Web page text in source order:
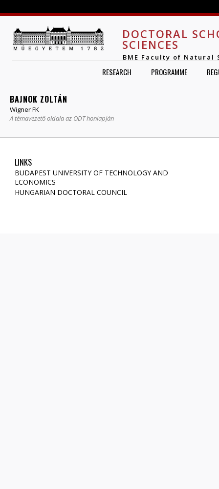
DOCTORAL
SCIENCES
BME Faculty of Natural
RESEARCH PROGRAMME
BAJNOK ZOLTÁN
Wigner FK
A témavezető oldala az ODT honlapján
LINKS
BUDAPEST UNIVERSITY OF TECHNOLOGY AND
ECONOMICS
HUNGARIAN DOCTORAL COUNCIL